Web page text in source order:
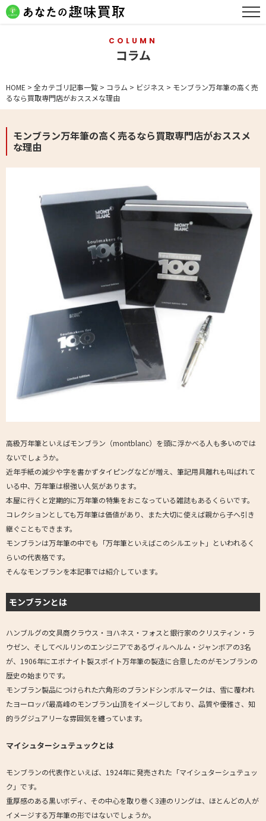
COLUMN
コラム
HOME > 全カテゴリ記事一覧 > コラム > ビジネス > モンブラン万年筆の高く売
るなら買取専門店がおススメな理由
モンブラン万年筆の高く売るなら買取専門店がおススメ
な理由
高級万年筆といえばモンブラン（montblanc）を頭に浮かべる人も多いのでは
ないでしょうか。
近年手紙の減少や字を書かずタイピングなどが増え、筆記用具離れも叫ばれて
いる中、万年筆は根強い人気があります。
本屋に行くと定期的に万年筆の特集をおこなっている雑誌もあるくらいです。
コレクションとしても万年筆は価値があり、また大切に使えば親から子へ引き
継ぐこともできます。
モンブランは万年筆の中でも「万年筆といえばこのシルエット」といわれるく
らいの代表格です。
そんなモンブランを本記事では紹介しています。
モンブランとは
ハンブルグの文具商クラウス・ヨハネス・フォスと銀行家のクリスティン・ラ
ウゼン、そしてベルリンのエンジニアであるヴィルヘルム・ジャンボアの3名
が、1906年にエボナイト製スポイト万年筆の製造に合意したのがモンブランの
歴史の始まりです。
モンブラン製品につけられた六角形のブランドシンボルマークは、雪に覆われ
たヨーロッパ最高峰のモンブラン山頂をイメージしており、品質や優雅さ、知
的ラグジュアリーな雰囲気を纏っています。
マイシュターシュテュックとは
モンブランの代表作といえば、1924年に発売された「マイシュターシュテュッ
ク」です。
重厚感のある黒いボディ、その中心を取り巻く3連のリングは、ほとんどの人が
イメージする万年筆の形ではないでしょうか。